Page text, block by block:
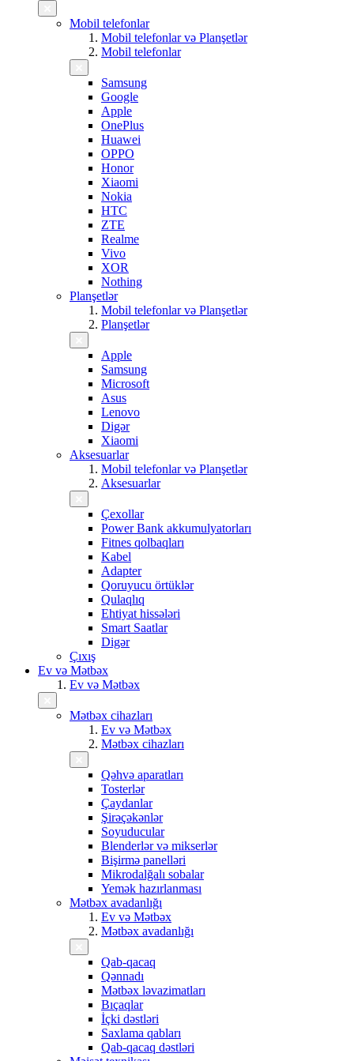
Mobil telefonlar
Mobil telefonlar və Planşetlər
Mobil telefonlar
Samsung
Google
Apple
OnePlus
Huawei
OPPO
Honor
Xiaomi
Nokia
HTC
ZTE
Realme
Vivo
XOR
Nothing
Planşetlər
Mobil telefonlar və Planşetlər
Planşetlər
Apple
Samsung
Microsoft
Asus
Lenovo
Digər
Xiaomi
Aksesuarlar
Mobil telefonlar və Planşetlər
Aksesuarlar
Çexollar
Power Bank akkumulyatorları
Fitnes qolbaqları
Kabel
Adapter
Qoruyucu örtüklər
Qulaqlıq
Ehtiyat hissələri
Smart Saatlar
Digər
Çıxış
Ev və Mətbəx
Ev və Mətbəx
Mətbəx cihazları
Ev və Mətbəx
Mətbəx cihazları
Qəhvə aparatları
Tosterlər
Çaydanlar
Şirəçəkənlər
Soyuducular
Blenderlər və mikserlər
Bişirmə panelləri
Mikrodalğalı sobalar
Yemək hazırlanması
Mətbəx avadanlığı
Ev və Mətbəx
Mətbəx avadanlığı
Qab-qacaq
Qənnadı
Mətbəx ləvazimatları
Bıçaqlar
İçki dəstləri
Saxlama qabları
Qab-qacaq dəstləri